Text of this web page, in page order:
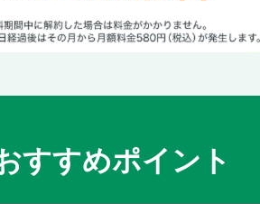
ボートレースクラシックレポート
ISSUE NOTICE／編集後記
すすめポイント